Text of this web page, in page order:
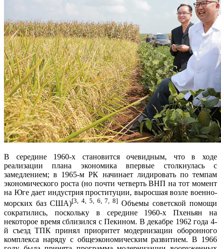
В середине 1960-х становится очевидным, что в ходе
реализации плана экономика впервые столкнулась с
замедлением; в 1965-м РК начинает лидировать по темпам
экономического роста (но почти четверть ВНП на тот момент
на Юге дает индустрия проституции, выросшая возле военно-
морских баз США)[3, 4, 5, 6, 7, 8] Объемы советской помощи
сократились, поскольку в середине 1960-х Пхеньян на
некоторое время сблизился с Пекином. В декабре 1962 года 4-
й съезд ТПК принял приоритет модернизации оборонного
комплекса наряду с общеэкономическим развитием. В 1966